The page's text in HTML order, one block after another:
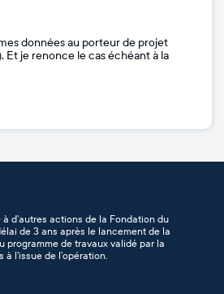
données au porteur de projet
je renonce le cas échéant à la
d’autres actions de la Fondation du
de 3 ans après le lancement de la
programme de travaux validé par la
l’issue de l’opération.